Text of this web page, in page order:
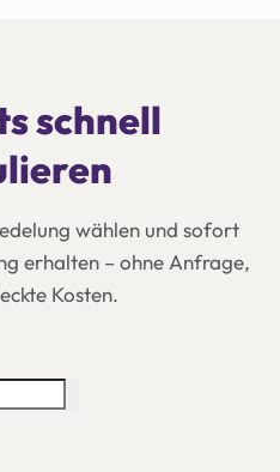
schnell
wählen und sofort
erhalten – ohne Anfrage,
Kosten.